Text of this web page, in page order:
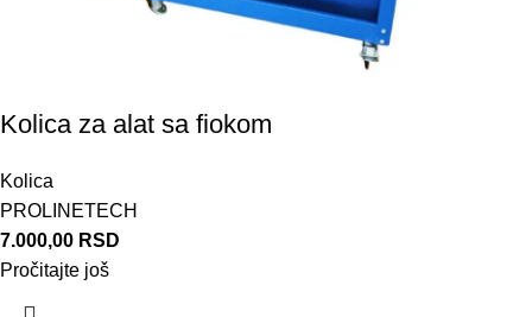
Kolica za alat sa fiokom
Kolica
PROLINETECH
7.000,00 RSD
Pročitajte još